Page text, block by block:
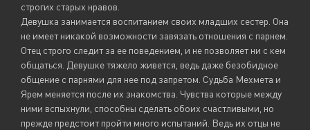
строгих старых нравов.
Девушка занимается воспитанием своих младших сестер. Она
не имеет никакой возможности завязать отношения с парнем.
Отец строго следит за ее поведением, и не позволяет ни с кем
общаться. Девушке тяжело живется, ведь даже безобидное
общение с парнями для нее под запретом. Судьба Мехмета и
Ярем меняется после их знакомства. Чувства которые между
ними вспыхнули, способны сделать обоих счастливыми, но
прежде предстоит пройти много испытаний. Ведь их отцы не